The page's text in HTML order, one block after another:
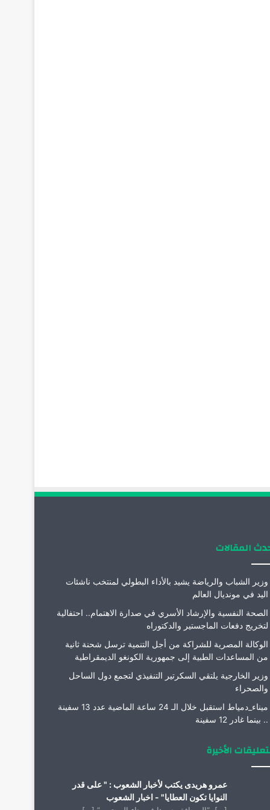
المقالات
وزير الشباب والرياضة يشيد بالأداء البطولي لمنتخب ناشئات
اليد في مونديال العالم
الصحة النفسية والإرشاد الأسري في صدارة الاهتمام.. احتفالية
لتخريج دفعات الماجستير والدكتوراه
الوكالة المصرية للشراكة من أجل التنمية ترسل شحنة ثانية
من المساعدات الطبية إلى جمهورية الكونغو الديمقراطية
وزير الخارجية يلتقي السكرتير التنفيذي لتجمع دول الساحل
والصحراء
ميناء_دمياط استقبل خلال الـ 24 ساعة الماضية عدد 13 سفينة
.. بينما غادر 12 سفينة
الأخيرة
عمرو هريدى يكتب لأخبار الشعوب : " على قدر
النوايا تكون العطايا" - اخبار الشعوب